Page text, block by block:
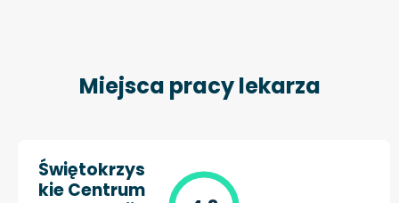
Miejsca pracy lekarza
Świętokrzys
kie Centrum